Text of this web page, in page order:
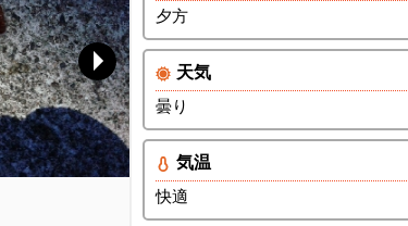
夕方
天気
曇り
気温
快適